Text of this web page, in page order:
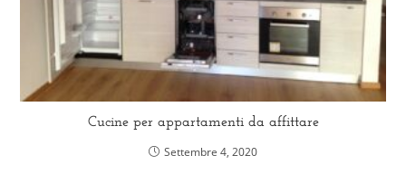
Cucine per appartamenti da affittare
Settembre 4, 2020